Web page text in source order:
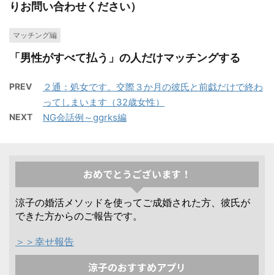
りお問い合わせください）
マッチング編
「男性がすべて払う」の人だけマッチングする
PREV
２通：処女です。交際３か月の彼氏と前戯だけで終わ
ってしまいます（32歳女性）
NEXT NG会話例～ggrks編
おめでとうございます！
涼子の婚活メソッドを使ってご成婚された方、彼氏が
できた方からのご報告です。
＞＞幸せ報告
涼子のおすすめアプリ